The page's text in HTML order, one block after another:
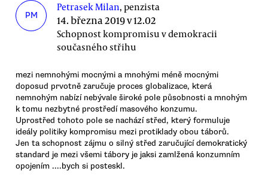
PM
Petrasek Milan, penzista
14. března 2019 v 12.02
Schopnost kompromisu v demokracii
současného střihu
mezi nemnohými mocnými a mnohými méně mocnými
doposud prvotně zaručuje proces globalizace, která
nemnohým nabízí nebývale široké pole působnosti a mnohým
k tomu nezbytné prostředí masového konzumu.
Uprostřed tohoto pole se nachází střed, který formuluje
ideály politiky kompromisu mezi protiklady obou táborů.
Jen ta schopnost zájmu o silný střed zaručující demokratický
standard je mezi všemi tábory je jaksi zamlžená konzumním
opojením ....bych si posteskl.